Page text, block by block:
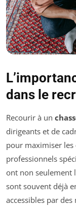
dans le
Recourir à un
dirigeants et de
pour maximiser les
professionnels
ont non seulement
sont souvent déjà
accessibles par